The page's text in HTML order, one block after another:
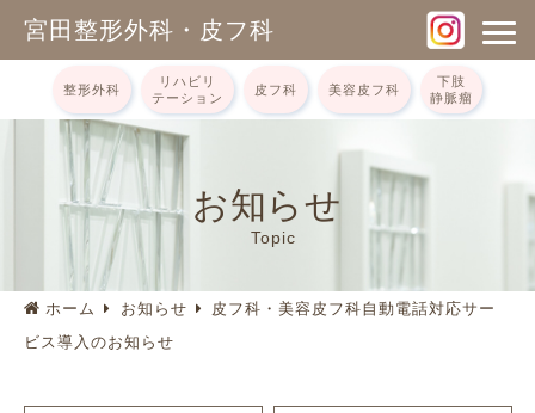
整形外科
リハビリ
テーション
皮フ科 美容皮フ科
下肢
静脈瘤
宮田整形外科・皮フ科
お知らせ
Topic
ホーム お知らせ
皮フ科・美容皮フ科自動電話対応サー
ビス導入のお知らせ